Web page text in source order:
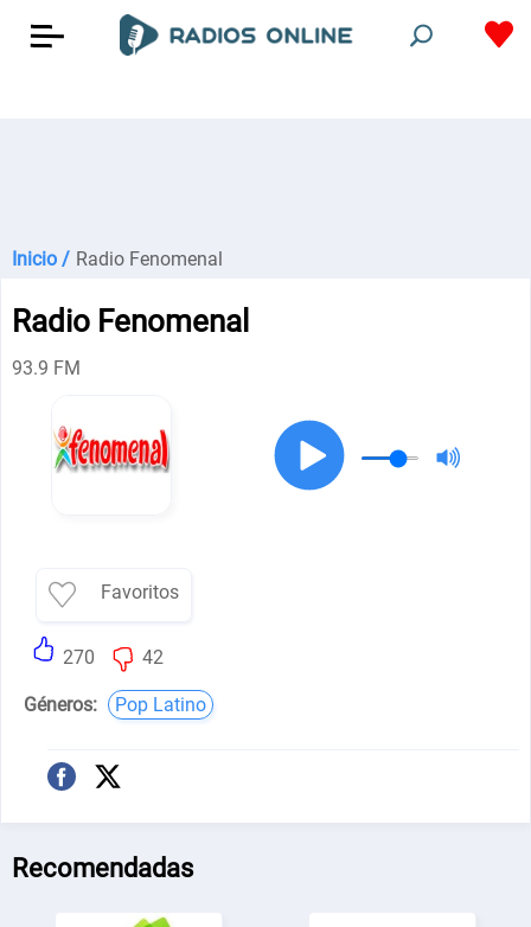
Inicio / Radio Fenomenal
Radio Fenomenal
93.9 FM
Favoritos
270 42
Géneros: Pop Latino
Recomendadas